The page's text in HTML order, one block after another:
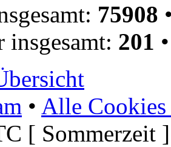
75908
201
• Alle Cookies
[ Sommerzeit ]